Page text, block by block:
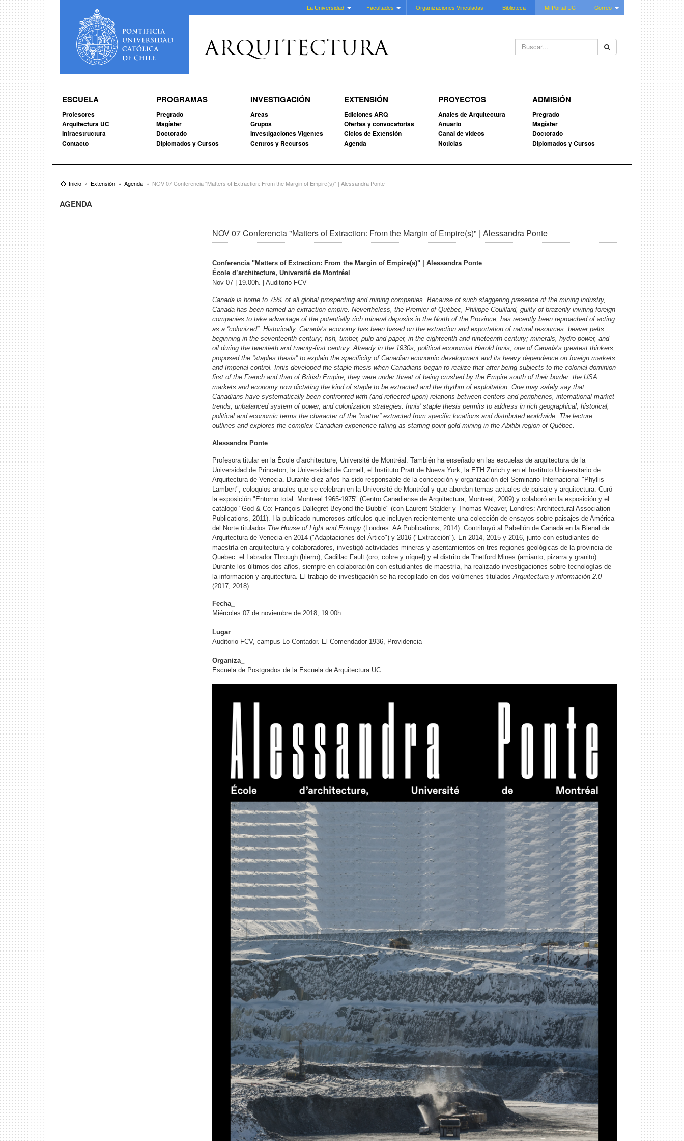
La Universidad Facultades Organizaciones Vinculadas Biblioteca Mi Portal UC Correo
Buscar...
ARQUITECTURA
ESCUELA
Profesores
Arquitectura UC
Infraestructura
Contacto
PROGRAMAS
Pregrado
Magíster
Doctorado
Diplomados y Cursos
INVESTIGACIÓN
Areas
Grupos
Investigaciones Vigentes
Centros y Recursos
EXTENSIÓN
Ediciones ARQ
Ofertas y convocatorias
Ciclos de Extensión
Agenda
PROYECTOS
Anales de Arquitectura
Anuario
Canal de videos
Noticias
ADMISIÓN
Pregrado
Magíster
Doctorado
Diplomados y Cursos
Inicio Extensión Agenda NOV 07 Conferencia "Matters of Extraction: From the Margin of Empire(s)" | Alessandra Ponte
AGENDA
NOV 07 Conferencia "Matters of Extraction: From the Margin of Empire(s)" | Alessandra Ponte
Conferencia "Matters of Extraction: From the Margin of Empire(s)" | Alessandra Ponte
École d’architecture, Université de Montréal
Nov 07 | 19.00h. | Auditorio FCV
Canada is home to 75% of all global prospecting and mining companies. Because of such staggering presence of the mining industry,
Canada has been named an extraction empire. Nevertheless, the Premier of Québec, Philippe Couillard, guilty of brazenly inviting foreign
companies to take advantage of the potentially rich mineral deposits in the North of the Province, has recently been reproached of acting
as a “colonized”. Historically, Canada’s economy has been based on the extraction and exportation of natural resources: beaver pelts
beginning in the seventeenth century; fish, timber, pulp and paper, in the eighteenth and nineteenth century; minerals, hydro-power, and
oil during the twentieth and twenty-first century. Already in the 1930s, political economist Harold Innis, one of Canada’s greatest thinkers,
proposed the “staples thesis” to explain the specificity of Canadian economic development and its heavy dependence on foreign markets
and Imperial control. Innis developed the staple thesis when Canadians began to realize that after being subjects to the colonial dominion
first of the French and than of British Empire, they were under threat of being crushed by the Empire south of their border: the USA
markets and economy now dictating the kind of staple to be extracted and the rhythm of exploitation. One may safely say that
Canadians have systematically been confronted with (and reflected upon) relations between centers and peripheries, international market
trends, unbalanced system of power, and colonization strategies. Innis’ staple thesis permits to address in rich geographical, historical,
political and economic terms the character of the “matter” extracted from specific locations and distributed worldwide. The lecture
outlines and explores the complex Canadian experience taking as starting point gold mining in the Abitibi region of Québec.
Alessandra Ponte
Profesora titular en la École d’architecture, Université de Montréal. También ha enseñado en las escuelas de arquitectura de la
Universidad de Princeton, la Universidad de Cornell, el Instituto Pratt de Nueva York, la ETH Zurich y en el Instituto Universitario de
Arquitectura de Venecia. Durante diez años ha sido responsable de la concepción y organización del Seminario Internacional "Phyllis
Lambert", coloquios anuales que se celebran en la Université de Montréal y que abordan temas actuales de paisaje y arquitectura. Curó
la exposición "Entorno total: Montreal 1965-1975" (Centro Canadiense de Arquitectura, Montreal, 2009) y colaboró en la exposición y el
catálogo "God & Co: François Dallegret Beyond the Bubble" (con Laurent Stalder y Thomas Weaver, Londres: Architectural Association
Publications, 2011). Ha publicado numerosos artículos que incluyen recientemente una colección de ensayos sobre paisajes de América
del Norte titulados The House of Light and Entropy (Londres: AA Publications, 2014). Contribuyó al Pabellón de Canadá en la Bienal de
Arquitectura de Venecia en 2014 ("Adaptaciones del Ártico") y 2016 ("Extracción"). En 2014, 2015 y 2016, junto con estudiantes de
maestría en arquitectura y colaboradores, investigó actividades mineras y asentamientos en tres regiones geológicas de la provincia de
Quebec: el Labrador Through (hierro), Cadillac Fault (oro, cobre y níquel) y el distrito de Thetford Mines (amianto, pizarra y granito).
Durante los últimos dos años, siempre en colaboración con estudiantes de maestría, ha realizado investigaciones sobre tecnologías de
la información y arquitectura. El trabajo de investigación se ha recopilado en dos volúmenes tituladosArquitectura y información 2.0
(2017, 2018).
Fecha_
Miércoles 07 de noviembre de 2018, 19.00h.
Lugar_
Auditorio FCV, campus Lo Contador. El Comendador 1936, Providencia
Organiza_
Escuela de Postgrados de la Escuela de Arquitectura UC